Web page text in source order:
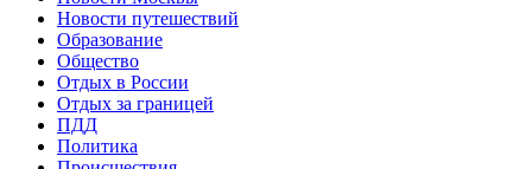
Новости путешествий
Образование
Общество
Отдых в России
Отдых за границей
ПДД
Политика